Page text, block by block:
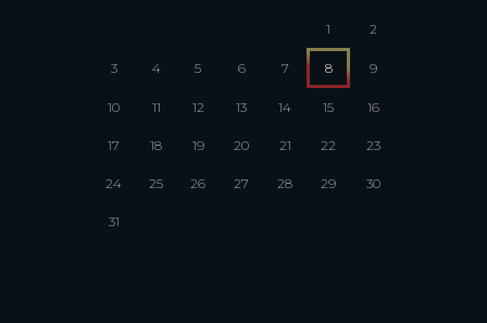
1 2
3 4 5 6 7 8 9
10 11 12 13 14 15 16
17 18 19 20 21 22 23
24 25 26 27 28 29 30
31